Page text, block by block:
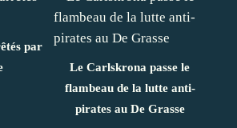
par
Le Carlskrona passe le
flambeau de la lutte anti-
pirates au De Grasse